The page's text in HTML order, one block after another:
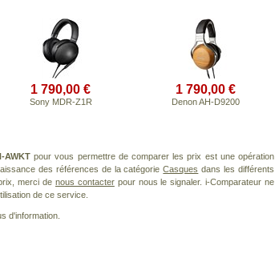
1 790,00 €
Sony MDR-Z1R
1 790,00 €
Denon AH-D9200
AWKT pour vous permettre de comparer les prix est une opération
des références de la catégorieCasques dans les différents
merci de nous contacterpour nous le signaler. i-Comparateur ne
de ce service.
d'information.